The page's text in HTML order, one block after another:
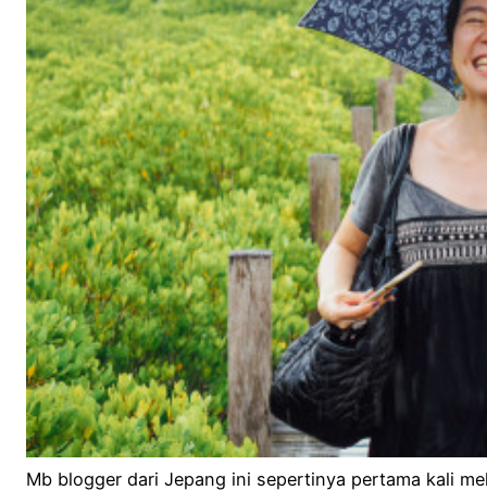
Mb blogger dari Jepang ini sepertinya pertama kali